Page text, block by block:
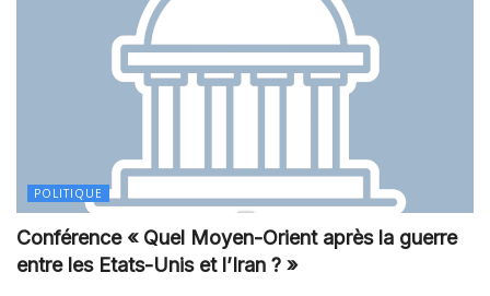
POLITIQUE
Conférence « Quel Moyen-Orient après la guerre
entre les Etats-Unis et l’Iran ? »